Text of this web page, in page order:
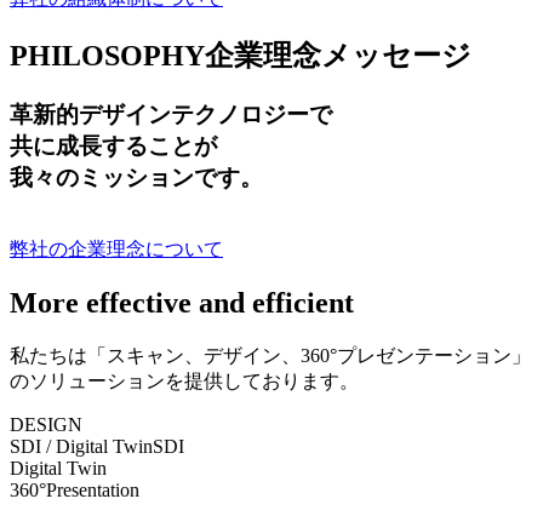
PHILOSOPHY企業理念メッセージ
革新的デザインテクノロジーで
共に成長することが
我々のミッションです。
弊社の企業理念について
More effective and efficient
私たちは「スキャン、デザイン、360°プレゼンテーション」
のソリューションを提供しております。
DESIGN
SDI / Digital TwinSDI
Digital Twin
360°Presentation